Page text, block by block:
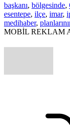
başkanı, bölgesinde,
esentepe, ilçe, imar,
medihaber,
MOBİL REKLAM